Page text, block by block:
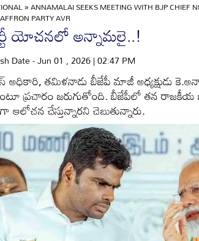
»ANNAMALAI SEEKS MEETING WITH BJP CHIEF
PARTY AVR
యోచనలో అన్నామలై..!
Date - Jun 01 , 2026 | 02:47 PM
తమిళనాడు బీజేపీ మాజీ అధ్యక్షుడు
ప్రచారం జరుగుతోంది. బీజేపీలో తన
చేస్తున్నారని చెబుతున్నారు.